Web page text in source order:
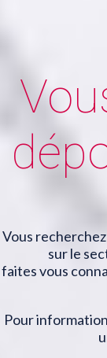
Vous
sur le
faites vous
Pour